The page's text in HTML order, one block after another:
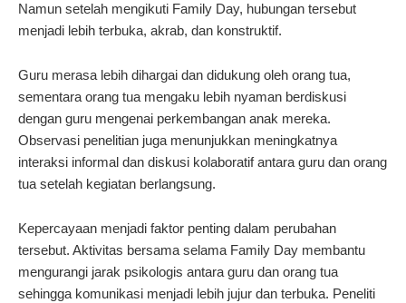
Namun setelah mengikuti Family Day, hubungan tersebut
menjadi lebih terbuka, akrab, dan konstruktif.
Guru merasa lebih dihargai dan didukung oleh orang tua,
sementara orang tua mengaku lebih nyaman berdiskusi
dengan guru mengenai perkembangan anak mereka.
Observasi penelitian juga menunjukkan meningkatnya
interaksi informal dan diskusi kolaboratif antara guru dan orang
tua setelah kegiatan berlangsung.
Kepercayaan menjadi faktor penting dalam perubahan
tersebut. Aktivitas bersama selama Family Day membantu
mengurangi jarak psikologis antara guru dan orang tua
sehingga komunikasi menjadi lebih jujur dan terbuka. Peneliti